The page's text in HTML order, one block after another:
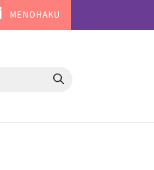
MENOHAKU
Hae